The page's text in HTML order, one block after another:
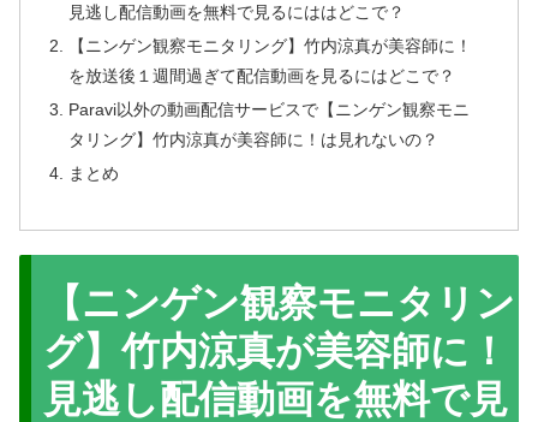
見逃し配信動画を無料で見るにははどこで？
【ニンゲン観察モニタリング】竹内涼真が美容師に！
を放送後１週間過ぎて配信動画を見るにはどこで？
Paravi以外の動画配信サービスで【ニンゲン観察モニ
タリング】竹内涼真が美容師に！は見れないの？
まとめ
【ニンゲン観察モニタリン
グ】竹内涼真が美容師に！
見逃し配信動画を無料で見